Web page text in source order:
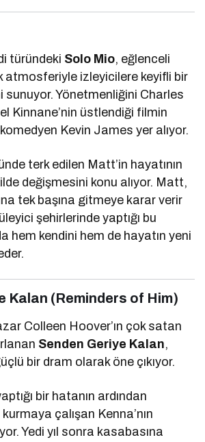
türündeki Solo Mio, eğlenceli
atmosferiyle izleyicilere keyifli bir
sunuyor. Yönetmenliğini Charles
Kinnane’nin üstlendiği filmin
Kevin James yer alıyor.
terk edilen Matt’in hayatının
değişmesini konu alıyor. Matt,
tek başına gitmeye karar verir
şehirlerinde yaptığı bu
hem kendini hem de hayatın yeni
Kalan (Reminders of Him)
Colleen Hoover’ın çok satan
Senden Geriye Kalan,
bir dram olarak öne çıkıyor.
bir hatanın ardından
çalışan Kenna’nın
Yedi yıl sonra kasabasına